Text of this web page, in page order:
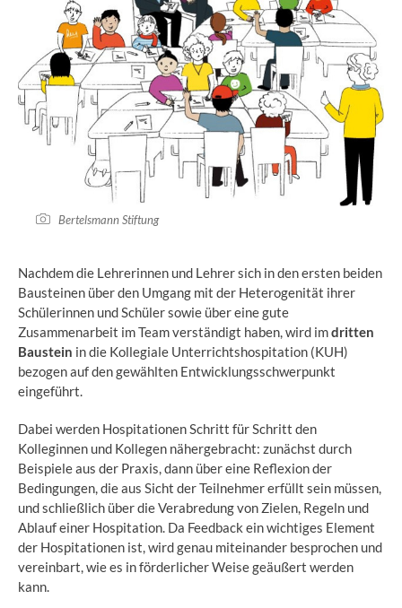
Bertelsmann Stiftung
Nachdem die Lehrerinnen und Lehrer sich in den ersten beiden
Bausteinen über den Umgang mit der Heterogenität ihrer
Schülerinnen und Schüler sowie über eine gute
Zusammenarbeit im Team verständigt haben, wird imdritten
Baustein in die Kollegiale Unterrichtshospitation (KUH)
bezogen auf den gewählten Entwicklungsschwerpunkt
eingeführt.
Dabei werden Hospitationen Schritt für Schritt den
Kolleginnen und Kollegen nähergebracht: zunächst durch
Beispiele aus der Praxis, dann über eine Reflexion der
Bedingungen, die aus Sicht der Teilnehmer erfüllt sein müssen,
und schließlich über die Verabredung von Zielen, Regeln und
Ablauf einer Hospitation. Da Feedback ein wichtiges Element
der Hospitationen ist, wird genau miteinander besprochen und
vereinbart, wie es in förderlicher Weise geäußert werden
kann.